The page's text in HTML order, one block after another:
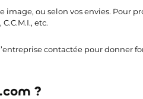
ou selon vos envies. Pour
etc.
contactée pour donner
?